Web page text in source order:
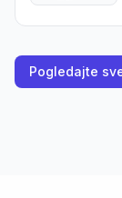
Pogledajte